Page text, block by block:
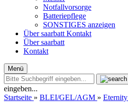
Notfallvorsorge
Batteriepflege
SONSTIGES anzeigen
Über saarbatt Kontakt
Über saarbatt
Kontakt
Menü
eingeben...
Startseite » BLEI/GEL/AGM » Eternity